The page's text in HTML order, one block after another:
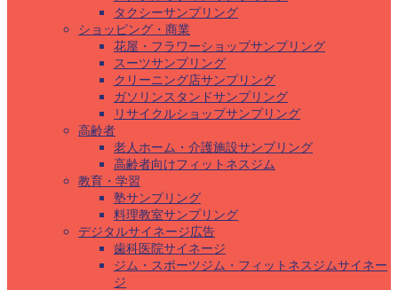
タクシーサンプリング
ショッピング・商業
花屋・フラワーショップサンプリング
スーツサンプリング
クリーニング店サンプリング
ガソリンスタンドサンプリング
リサイクルショップサンプリング
高齢者
老人ホーム・介護施設サンプリング
高齢者向けフィットネスジム
教育・学習
塾サンプリング
料理教室サンプリング
デジタルサイネージ広告
歯科医院サイネージ
ジム・スポーツジム・フィットネスジムサイネー
ジ